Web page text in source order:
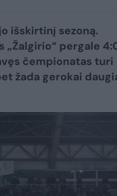
išskirtinį sezoną.
„Žalgirio“ pergale
čempionatas turi
žada gerokai